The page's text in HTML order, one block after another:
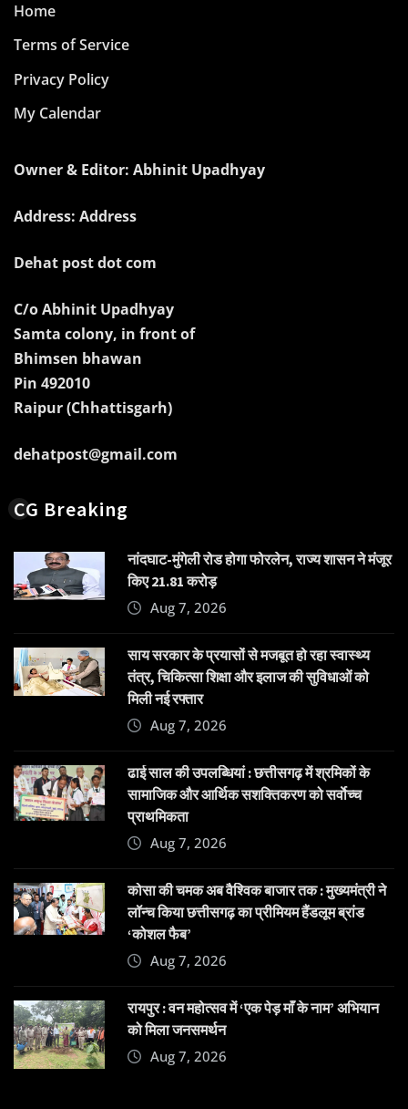
Home
Terms of Service
Privacy Policy
My Calendar
Owner & Editor: Abhinit Upadhyay
Address: Address
Dehat post dot com
C/o Abhinit Upadhyay
Samta colony, in front of
Bhimsen bhawan
Pin 492010
Raipur (Chhattisgarh)
dehatpost@gmail.com
CG Breaking
नांदघाट-मुंगेली रोड होगा फोरलेन, राज्य शासन ने मंजूर
किए 21.81 करोड़
Aug 7, 2026
साय सरकार के प्रयासों से मजबूत हो रहा स्वास्थ्य
तंत्र, चिकित्सा शिक्षा और इलाज की सुविधाओं को
मिली नई रफ्तार
Aug 7, 2026
ढाई साल की उपलब्धियां : छत्तीसगढ़ में श्रमिकों के
सामाजिक और आर्थिक सशक्तिकरण को सर्वाेच्च
प्राथमिकता
Aug 7, 2026
कोसा की चमक अब वैश्विक बाजार तक : मुख्यमंत्री ने
लॉन्च किया छत्तीसगढ़ का प्रीमियम हैंडलूम ब्रांड
‘कोशल फैब’
Aug 7, 2026
रायपुर : वन महोत्सव में ‘एक पेड़ माँ के नाम’ अभियान
को मिला जनसमर्थन
Aug 7, 2026